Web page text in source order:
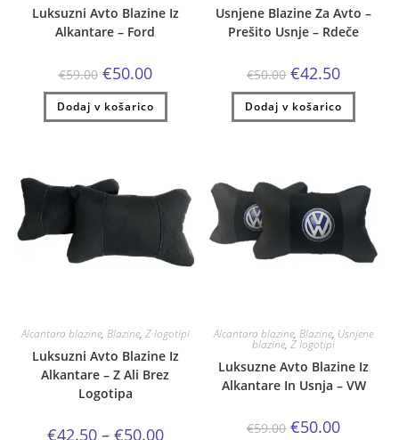
Luksuzni Avto Blazine Iz
Alkantare – Ford
€59.00 Izvirna
cena
je
bila:
€59.00.
€50.00Trenutna
cena
je:
€50.00.
Dodaj v košarico
Usnjene Blazine Za Avto –
Prešito Usnje – Rdeče
€50.00 Izvirna
cena
je
bila:
€50.00.
€42.50Trenutna
je:
€42.50.
Dodaj v košarico
Alcantara blazine, Blazine, Z logotipi
Luksuzni Avto Blazine Iz
Alkantare – Z Ali Brez
Logotipa
€42.50 – €50.00Cenovni
Alcantara blazine,Blazine, Usnjene
blazine,Z logotipi
Luksuzne Avto Blazine Iz
Alkantare In Usnja – VW
€59.00 Izvirna
cena
€50.00Trenutna